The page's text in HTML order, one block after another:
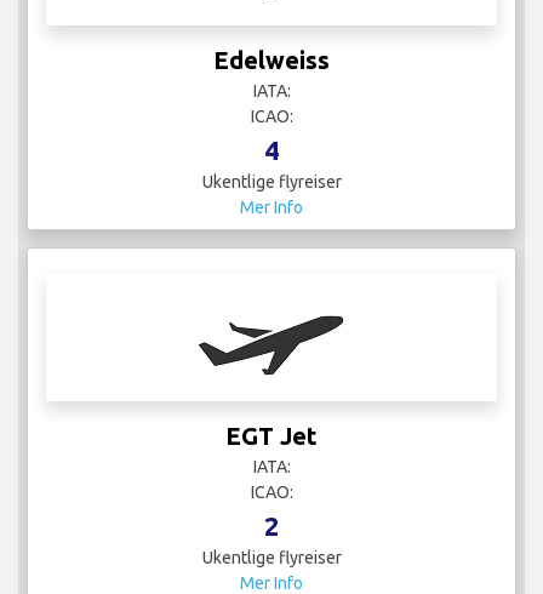
Edelweiss
IATA:
ICAO:
4
Ukentlige flyreiser
Mer Info
EGT Jet
IATA:
ICAO:
2
Ukentlige flyreiser
Mer Info